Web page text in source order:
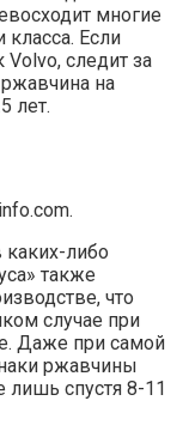
многие
Если
следит за
на
лет.
либо
также
что
случае при
Даже при самой
ржавчины
спустя 8-11